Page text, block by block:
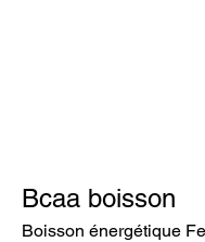
Bcaa boisson
Boisson énergétique